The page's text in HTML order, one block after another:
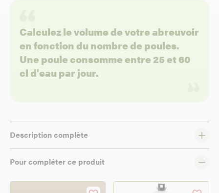
Calculez le volume de votre abreuvoir
en fonction du nombre de poules.
Une poule consomme entre 25 et 60
cl d'eau par jour.
Description complète
Pour compléter ce produit